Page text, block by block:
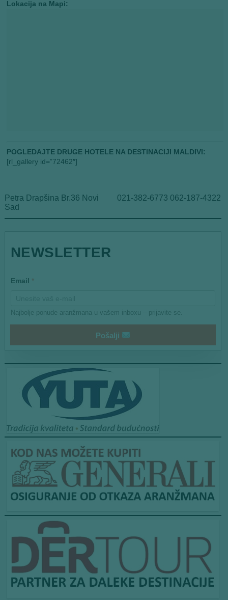
Lokacija na Mapi:
POGLEDAJTE DRUGE HOTELE NA DESTINACIJI MALDIVI:
[rl_gallery id=”72462″]
Petra Drapšina Br.36 Novi
Sad
021-382-6773 062-187-4322
m
aNEWSLETTER
Email *
Najbolje ponude aranžmana u vašem inboxu – prijavite se.
Pošalji